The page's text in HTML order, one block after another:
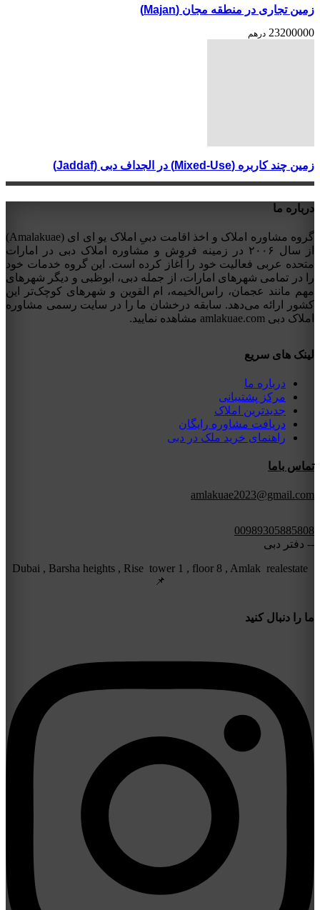
زمین تجاری در منطقه مجان (Majan)
23200000 درهم
زمین چند کاربره (Mixed-Use) در الجداف دبی (Jaddaf)
درباره ما
گروه مشاوره املاک و اخذ اقامت دبیِ املاک یو ای ای (Amalakuae)
از سال ۲۰۰۶ در زمینه فروش و مشاوره املاک دبی در امارات
متحده عربی فعالیت خود را آغاز کرده است. این گروه خدمات خود
را در تمامی شهرهای امارات، از جمله دبی، ابوظبی و دیگر شهرهای
مهم مانند عجمان، راس‌الخیمه، ام القوین و شهرهای کوچک‌تر این
کشور ارائه می‌دهد. سابقه درخشان ما را در سایت رسمی مشاوره
املاک دبی amlakuae.com مشاهده نمایید.
لینک های سریع
درباره ما
مرکز پشتیبانی
جدیدترین املاک
دریافت مشاوره رایگان
راهنمای خرید ملک در دبی
تماس باما
amlakuae2023@gmail.com
00989305885808
-- دفتر دبی
Dubai , Barsha heights , Rise tower 1 , floor 8 , Amlak realestate
📌
ما را دنبال کنید